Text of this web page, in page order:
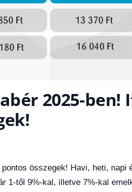
2025-ben!
összegek! Havi, heti, napi
1-től 9%-kal, illetve 7%-kal